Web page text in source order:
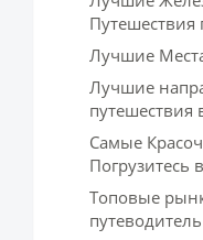
Путешествия
Лучшие
Лучшие
путешествия
Самые
Погрузитесь
Топовые